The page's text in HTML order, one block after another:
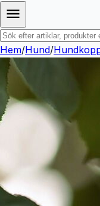
Hem/Hund/